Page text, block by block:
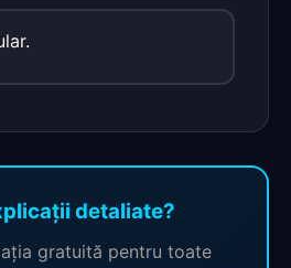
detaliate?
gratuită pentru toate